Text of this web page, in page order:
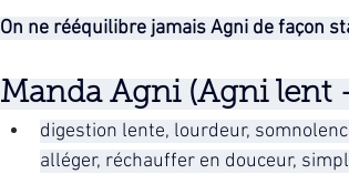
On ne rééquilibre jamais Agni de façon
Manda Agni (Agni lent
digestion lente, lourdeur,
alléger, réchauffer en douceur,